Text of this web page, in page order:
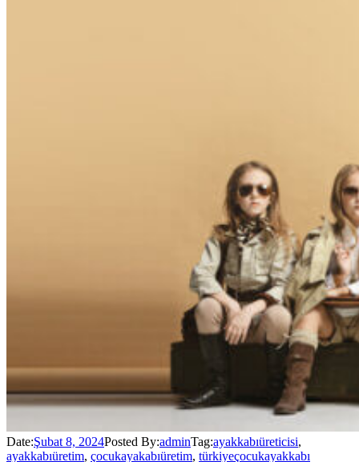
Date:Şubat 8, 2024Posted By:adminTag:ayakkabıüreticisi,
ayakkabıüretim, çocukayakabıüretim, türkiyeçocukayakkabı